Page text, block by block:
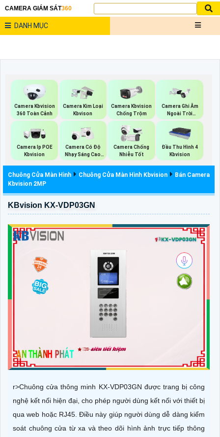
CAMERA GIÁM SÁT360
DANH MỤC
Camera Kbvision
360 Toàn Cảnh
Camera Kim Loại
Kbvison
Camera Kbvision
Chống Trộm
Camera Ghi Âm
Ngoài Trời
Kbvision
Camera Ip POE
Kbvision
Camera Có Độ
Nhạy Sáng Cao
Kbvision
Camera Chống
Nhiễu Tốt
Đầu Thu Hình 4
Kbvision
Chuông Cửa Màn Hình Chuông Cửa Màn Hình Kbvision
Bán Camera
Kbvision 2MP
KBvision KX-VDP03GN
r>Chuông cửa thông minh KX-VDP03GN được trang bị công
nghệ kết nối hiện đại, cho phép người dùng kết nối với thiết bị
qua web hoặc RJ45. Điều này giúp người dùng dễ dàng kiểm
soát chuông cửa từ xa và theo dõi hình ảnh trực tiếp thông